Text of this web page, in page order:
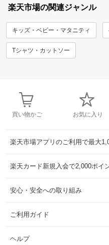
楽天市場の関連ジャンル
キッズ・ベビー・マタニティ
Tシャツ・カットソー
買い物かご お気に入り
楽天市場アプリのご利用で最大
楽天カード新規入会で2,000ポイ
安心・安全への取り組み
ご利用ガイド
ヘルプ